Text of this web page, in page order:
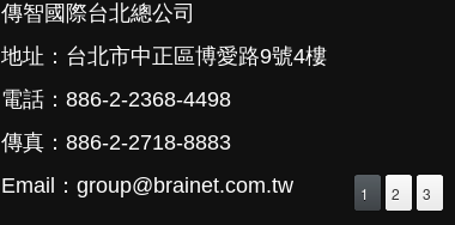
傳智國際台北總公司
地址：台北市中正區博愛路9號4樓
電話：886-2-2368-4498
傳真：886-2-2718-8883
Email：group@brainet.com.tw
1 2 3